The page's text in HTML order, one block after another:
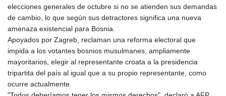
elecciones generales de octubre si no se atienden sus demandas
de cambio, lo que según sus detractores significa una nueva
amenaza existencial para Bosnia.
Apoyados por Zagreb, reclaman una reforma electoral que
impida a los votantes bosnios musulmanes, ampliamente
mayoritarios, elegir al representante croata a la presidencia
tripartita del país al igual que a su propio representante, como
ocurre actualmente.